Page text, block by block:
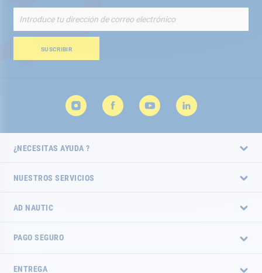
nuestro
de
SUSCRIBIR
¿NECESITAS AYUDA ?
NUESTROS SERVICIOS
AD NAUTIC
PAGO SEGURO
ENTREGA